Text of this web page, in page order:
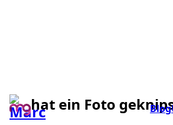
Blog
hat ein Foto